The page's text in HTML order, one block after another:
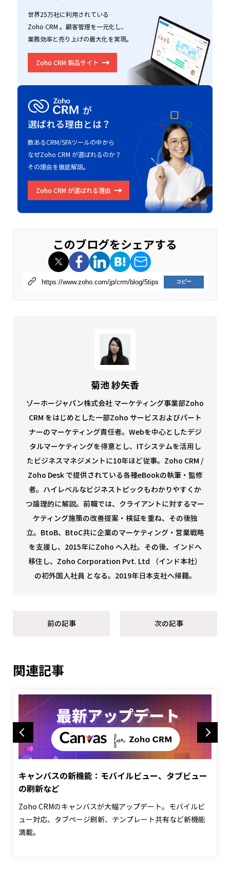
世界25万社に利用されている
Zoho CRM 。顧客管理を一元化し、
業務効率と売り上げの最大化を実現。
Zoho CRM 製品サイト
が
選ばれる理由とは？
数あるCRM/SFAツールの中から
なぜZoho CRM が選ばれるのか？
その理由を徹底解説。
Zoho CRM が選ばれる理由
このブログをシェアする
コピー
菊池 紗矢香
ゾーホージャパン株式会社 マーケティング事業部Zoho
CRM をはじめとした一部Zoho サービスおよびパート
ナーのマーケティング責任者。Webを中心としたデジ
タルマーケティングを得意とし、ITシステムを活用し
たビジネスマネジメントに10年ほど従事。Zoho CRM /
Zoho Desk で提供されている各種eBookの執筆・監修
者。ハイレベルなビジネストピックもわかりやすくか
つ論理的に解説。 前職では、クライアントに対するマー
ケティング施策の改善提案・検証を重ね、その後独
立。BtoB、BtoC共に企業のマーケティング・営業戦略
を支援し、2015年にZoho へ入社。その後、インドへ
移住し、Zoho Corporation Pvt. Ltd （インド本社）
の初外国人社員 となる。2019年日本支社へ帰籍。
前の記事 次の記事
関連記事
Previous
キャンバスの新機能：モバイルビュー、タブビュー
の刷新など
Zoho CRMのキャンバスが大幅アップデート。モバイルビ
ュー対応、タブページ刷新、テンプレート共有など新機能
満載。
Next